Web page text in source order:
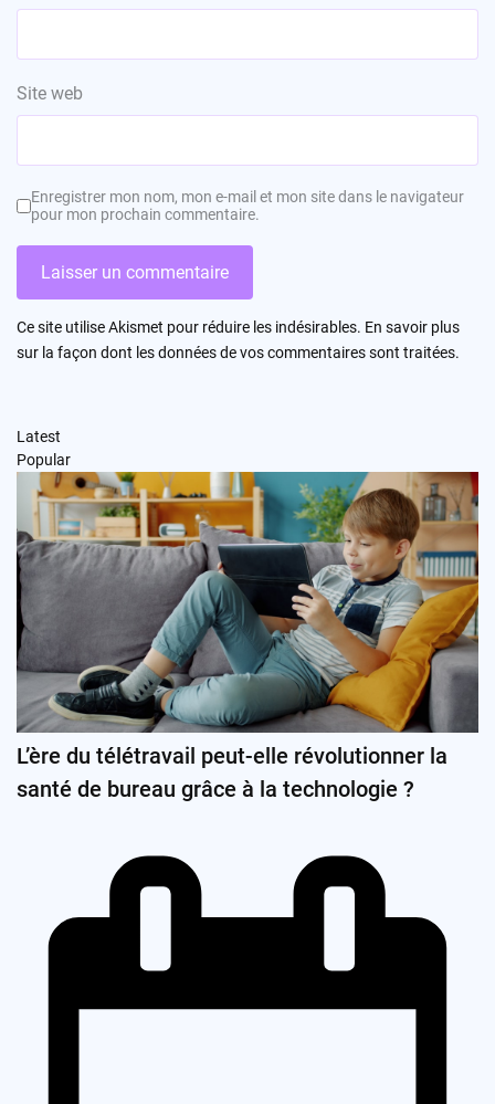
Site web
Enregistrer mon nom, mon e-mail et mon site dans le navigateur
pour mon prochain commentaire.
Ce site utilise Akismet pour réduire les indésirables. En savoir plus
sur la façon dont les données de vos commentaires sont traitées.
Latest
Popular
L’ère du télétravail peut-elle révolutionner la
santé de bureau grâce à la technologie ?